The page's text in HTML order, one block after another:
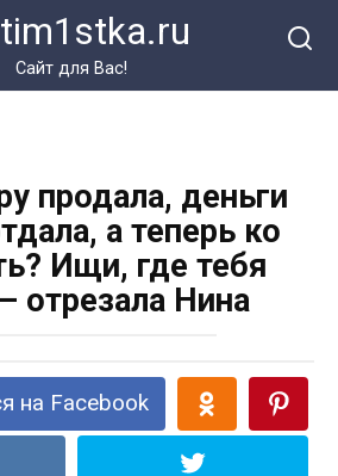
Сайт для Вас!
продала, деньги
а теперь ко
Ищи, где тебя
отрезала Нина
на Facebook